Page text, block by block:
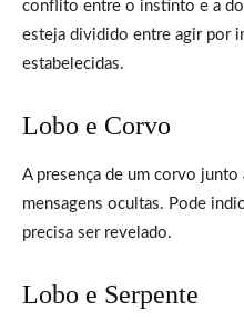
conflito entre o instinto e a
esteja dividido entre agir por
estabelecidas.
Lobo e Corvo
A presença de um corvo
mensagens ocultas. Pode
precisa ser revelado.
Lobo e Serpente